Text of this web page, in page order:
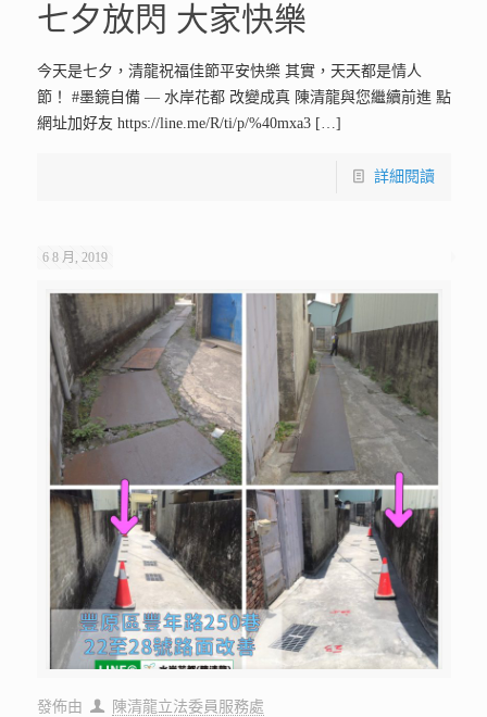
七夕放閃 大家快樂
今天是七夕，清龍祝福佳節平安快樂 其實，天天都是情人
節！ #墨鏡自備 — 水岸花都 改變成真 陳清龍與您繼續前進 點
網址加好友 https://line.me/R/ti/p/%40mxa3[…]
詳細閱讀
6 8 月, 2019
發佈由 陳清龍立法委員服務處